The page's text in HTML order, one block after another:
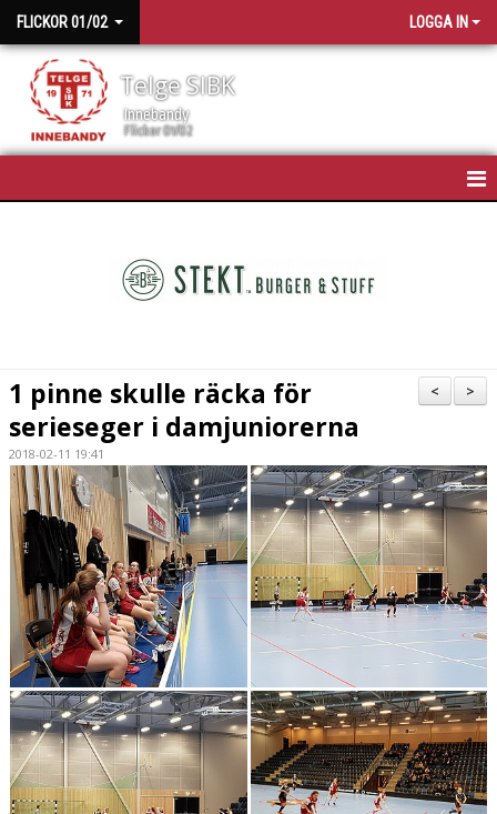
FLICKOR 01/02 LOGGA IN
Telge SIBK
Innebandy
Flickor 01/02
BILDGALLERI
DOKUMENT
KONTAKT
RESULTAT
>
<
1 pinne skulle räcka för
serieseger i damjuniorerna
2018-02-11 19:41